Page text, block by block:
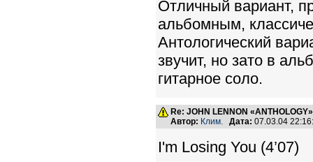
Отличный вариант,
альбомным,
Антологический
звучит, но зато в
гитарное соло.
Re: JOHN LENNON
Автор: Клим. Дата: 07.03.04
I'm Losing You (4’07)